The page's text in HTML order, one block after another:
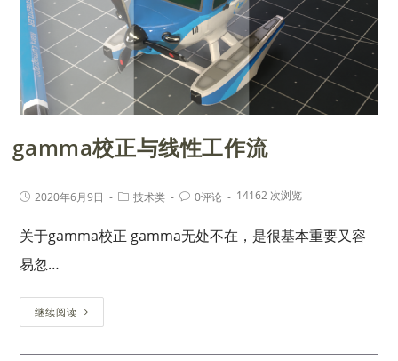
gamma校正与线性工作流
2020年6月9日 技术类 0评论 14162 次浏览
关于gamma校正 gamma无处不在，是很基本重要又容
易忽…
继续阅读